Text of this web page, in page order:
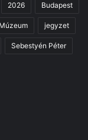
2026 Budapest
jegyzet
Sebestyén Péter